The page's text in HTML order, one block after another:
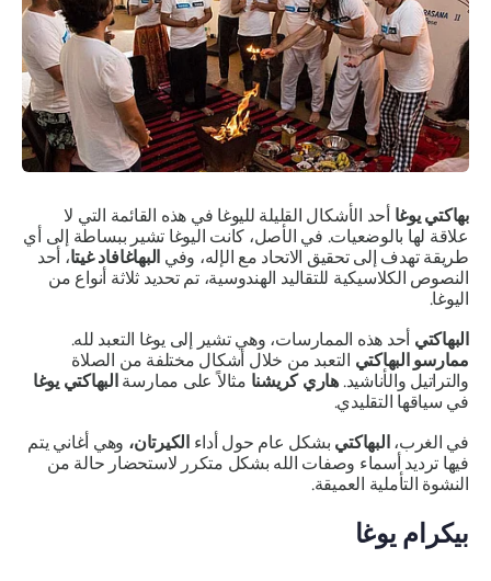
بهاكتي يوغاأحد الأشكال القليلة لليوغا في هذه القائمة التي لا
علاقة لها بالوضعيات. في الأصل، كانت اليوغا تشير ببساطة إلى أي
طريقة تهدف إلى تحقيق الاتحاد مع الإله، وفي البهاغافاد غيتا، أحد
النصوص الكلاسيكية للتقاليد الهندوسية، تم تحديد ثلاثة أنواع من
اليوغا.
البهاكتي أحد هذه الممارسات، وهي تشير إلى يوغا التعبد لله.
ممارسو البهاكتيالتعبد من خلال أشكال مختلفة من الصلاة
والتراتيل والأناشيد.هاري كريشنامثالاً على ممارسةالبهاكتي يوغا
في سياقها التقليدي.
في الغرب،البهاكتيبشكل عام حول أداءالكيرتان،وهي أغاني يتم
فيها ترديد أسماء وصفات الله بشكل متكرر لاستحضار حالة من
النشوة التأملية العميقة.
بيكرام يوغا